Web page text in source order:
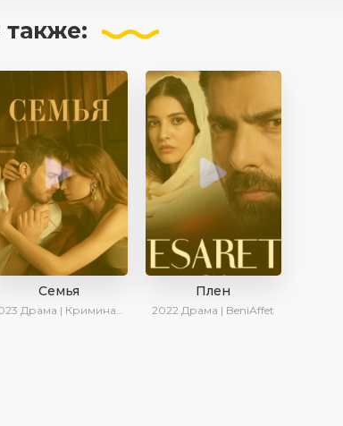
также:
Семья
Драма | Криминал | SesDizi | Ирина Котова | AveTurk | Сериалы 2023
Плен
2022 Драма | BeniAffet